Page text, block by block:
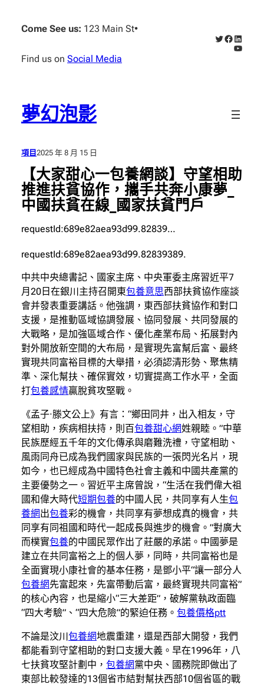
Come See us: 123 Main St•
Find us on Social Media
X Facebook
夢幻泡影
項目 2025 年 8 月 15 日
【大家甜心一包養網談】守望相助
推進扶貧協作，攜手共奔小康夢_
中國扶貧在線_國家扶貧門戶
requestId:689e82aea93d99.82839…
requestId:689e82aea93d99.82839389.
中共中央總書記、國家主席、中央軍委主席習近平7
月20日在銀川主持召開東包養意思西部扶貧協作座談
會并發表重要講話。他強調，東西部扶貧協作和對口
支援，是推動區域協調發展、協同發展、共同發展的
大戰略，是加強區域合作、優化產業布局、拓展對內
對外開放新空間的大布局，是實現先富幫后富、最終
實現共同富裕目標的大舉措，必須認清形勢、聚焦精
準、深化幫扶、確保實效，切實提高工作水平，全面
打包養感情贏脫貧攻堅戰。
《孟子·滕文公上》有言：“鄉田同井，出入相友，守
望相助，疾病相扶持，則百包養甜心網姓親睦。”中華
民族歷經五千年的文化傳承與磨難洗禮，守望相助、
風雨同舟已成為我們國家與民族的一張閃光名片，現
如今，也已經成為中國特色社會主義和中國共產黨的
主要優勢之一。習近平主席曾說，“生活在我們偉大祖
國和偉大時代短期包養的中國人民，共同享有人生包
養網出包養彩的機會，共同享有夢想成真的機會，共
同享有同祖國和時代一起成長與進步的機會。”對廣大
而樸實包養的中國民眾作出了莊嚴的承諾。中國夢是
建立在共同富裕之上的個人夢，同時，共同富裕也是
全面實現小康社會的基本任務，是鄧小平“讓一部分人
包養網先富起來，先富帶動后富，最終實現共同富裕”
的核心內容，也是縮小“三大差距”，破解黨執政面臨
“四大考驗”、“四大危險”的緊迫任務。 包養價格ptt
不論是汶川包養網地震重建，還是西部大開發，我們
都能看到守望相助的對口支援大義。早在1996年，八
七扶貧攻堅計劃中， 包養網黨中央、國務院即做出了
東部比較發達的13個省市結對幫扶西部10個省區的戰